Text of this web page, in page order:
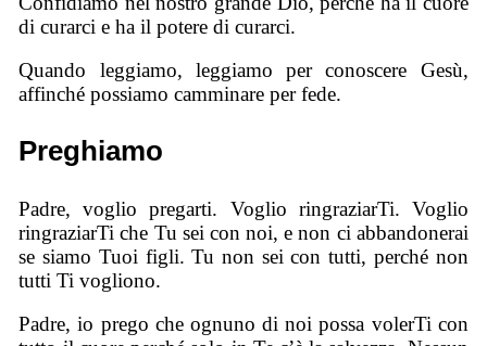
di curarci e ha il potere di curarci.
Quando leggiamo, leggiamo per conoscere Gesù,
affinché possiamo camminare per fede.
Preghiamo
Padre, voglio pregarti. Voglio ringraziarTi. Voglio
ringraziarTi che Tu sei con noi, e non ci abbandonerai
se siamo Tuoi figli. Tu non sei con tutti, perché non
tutti Ti vogliono.
Padre, io prego che ognuno di noi possa volerTi con